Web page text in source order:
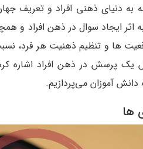
به دنیای ذهنی افراد و
اثر ایجاد سوال در ذهن افراد و
ها و تنظیم ذهنیت هر فرد،
پرسش در ذهن افراد اشاره
آموزان می‌پردازیم.
ها